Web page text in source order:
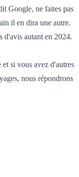
Google, ne faites pas
il en dira une autre.
d'avis autant en 2024.
si vous avez d'autres
nous répondrons